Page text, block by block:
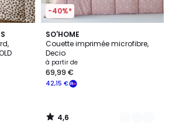
-40%*
SO'HOME
Couette imprimée microfibre,
Decio
à partir de
42,15 €
69,99 €
4,6
/ 5
3
Couleurs
4,6
/